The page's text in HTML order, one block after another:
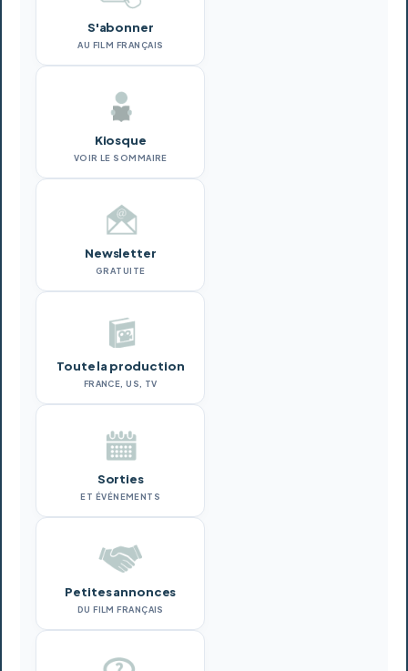
S'abonner
AU FILM FRANÇAIS
Kiosque
VOIR LE SOMMAIRE
Newsletter
GRATUITE
Toute la production
FRANCE, US, TV
Sorties
ET ÉVÉNEMENTS
Petites annonces
DU FILM FRANÇAIS